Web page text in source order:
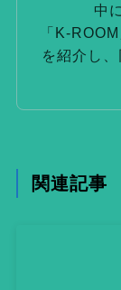
中
「K-
を紹介し
関連記事